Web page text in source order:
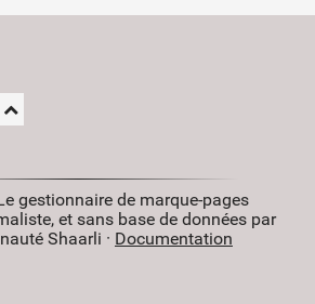
gestionnaire de marque-pages
et sans base de données par
Shaarli · Documentation